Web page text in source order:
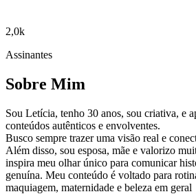
2,0k
Assinantes
Sobre Mim
Sou Letícia, tenho 30 anos, sou criativa, e
conteúdos autênticos e envolventes.
Busco sempre trazer uma visão real e
Além disso, sou esposa, mãe e valorizo
inspira meu olhar único para comunicar
genuína. Meu conteúdo é voltado para
maquiagem, maternidade e beleza em geral